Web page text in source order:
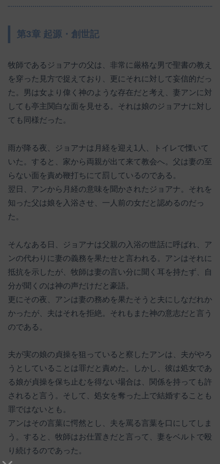
第3章 起源・創世記
牧師であるジョアナの父は、非常に厳格な男で聖書の教え
を穿った見方で捉えており、更にそれに対して妄信的だっ
た。男は女より偉く神のような存在だと考え、妻アンに対
しても亭主関白な面を見せる。それは娘のジョアナに対し
ても同様だった。
雨が降る夜、ジョアナは月経を迎え1人、トイレで慄いて
いた。すると、家から両親が出て来て教会へ。父は妻の至
らない面を責め鞭打ちにて罰しているのである。
翌日、アンから月経の意味を聞かされたジョアナ。それを
知った父は娘を入浴させ、一人前の女だと認めるのだっ
た。
そんなある日、ジョアナは父親の入浴の世話に呼ばれ、ア
ンの代わりに妻の義務を果たせと言われる。アンはそれに
抵抗を示したが、牧師は妻の言い分に聞く耳を持たず、自
分が聞くのは神の声だけだと豪語。
更にその夜、アンは妻の務めを果たそうと夫にしなだれか
かったが、夫はそれを拒絶。それもまた神の意志だと言う
のである。
夫が実の娘の貞操を狙っていると察したアンは、夫がやろ
うとしていることは罪だと責めた。しかし、彼は処女であ
る娘が貞操を保ち止むを得ない場合は、関係を持っても許
されると言う。そして、処女を奪った上で結婚することも
罪ではないとも。
アンはその言葉に愕然とし、夫を罵る言葉を口にしてしま
う。すると、牧師はお仕置きだと言って、妻をベルトで殴
り続けるのであった。